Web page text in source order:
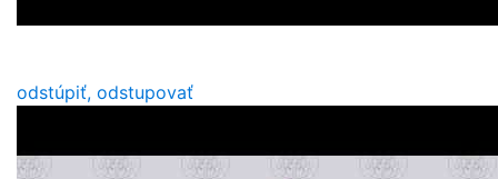
odstúpiť, odstupovať